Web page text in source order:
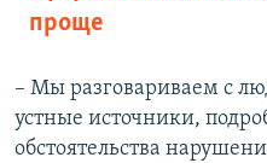
проще
– Мы разговариваем с
устные источники,
обстоятельства